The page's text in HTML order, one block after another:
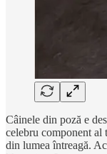
Câinele din poză e
celebru component al
din lumea întreagă.